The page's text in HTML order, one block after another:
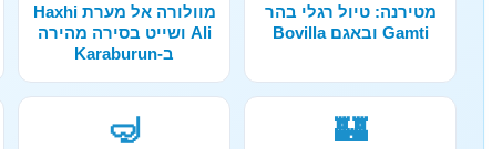
מטירנה: טיול רגלי בהר
Gamti ובאגם Bovilla
מוולורה אל מערת Haxhi
Ali ושייט בסירה מהירה
ב-Karaburun
🏰
🤿